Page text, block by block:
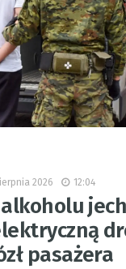
2026 12:04
pasażera